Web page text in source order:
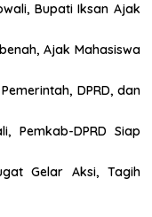
Bupati Iksan Ajak
Ajak Mahasiswa
DPRD, dan
Pemkab-DPRD Siap
Gelar Aksi, Tagih